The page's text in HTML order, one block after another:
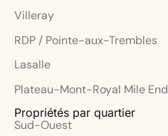
Villeray
RDP / Pointe-aux-Trembles
Lasalle
Plateau-Mont-Royal Mile End
Propriétés par quartier
Sud-Ouest